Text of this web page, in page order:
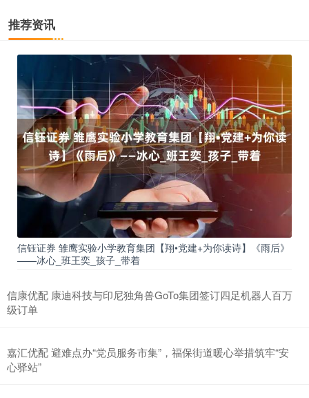
推荐资讯
信钰证券 雏鹰实验小学教育集团【翔•党建+为你读诗】《雨后》
——冰心_班王奕_孩子_带着
信康优配 康迪科技与印尼独角兽GoTo集团签订四足机器人百万
级订单
嘉汇优配 避难点办“党员服务市集”，福保街道暖心举措筑牢“安
心驿站”